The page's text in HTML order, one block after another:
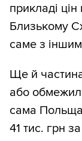
прикладі
Близькому
саме з
Ще й
або
сама
41 тис. грн